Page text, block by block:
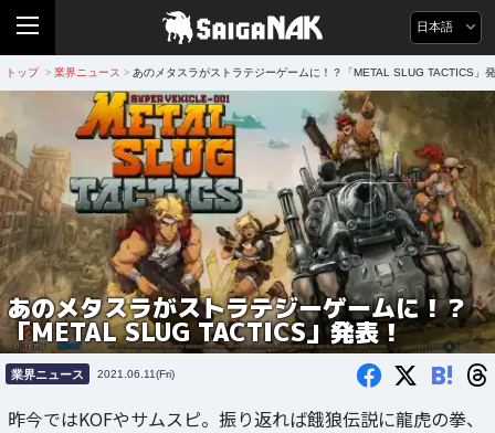
日本語
トップ > 業界ニュース > あのメタスラがストラテジーゲームに！？「METAL SLUG TACTICS」
あのメタスラがストラテジーゲームに！？
「METAL SLUG TACTICS」発表！
業界ニュース 2021.06.11(Fri) B!
昨今ではKOFやサムスピ。振り返れば餓狼伝説に龍虎の拳、